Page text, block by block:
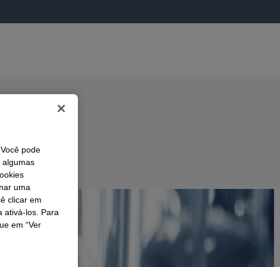
pode
algumas
uma
clicar em
ativá-los. Para
em “Ver